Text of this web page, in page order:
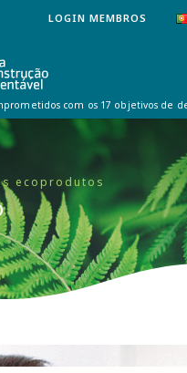
LOGIN MEMBROS
com os 17 objetivos de
ecoprodutos